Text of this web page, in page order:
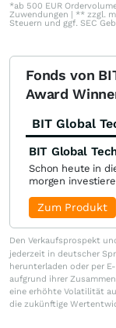
*ab 500 EUR
Zuwendungen | ** zzgl.
Steuern und ggf. SEC
Fonds von
Award
BIT Global
BIT Global
Schon heute in
morgen
Zum Produkt
Den Verkaufsprospekt
jederzeit in deutscher
herunterladen oder per
aufgrund ihrer
eine erhöhte Volatilität
die zukünftige